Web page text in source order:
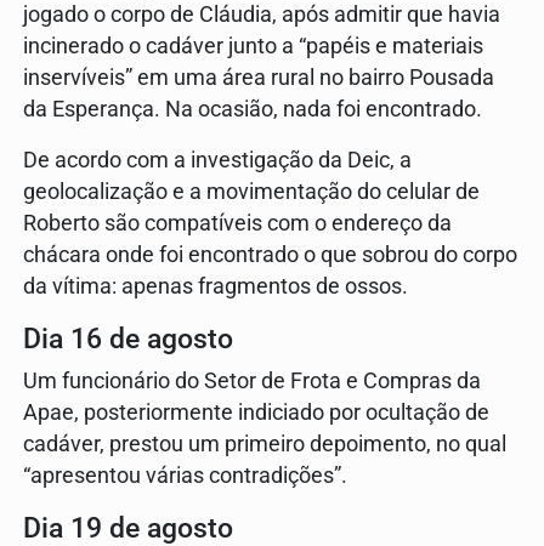
jogado o corpo de Cláudia, após admitir que havia
incinerado o cadáver junto a “papéis e materiais
inservíveis” em uma área rural no bairro Pousada
da Esperança. Na ocasião, nada foi encontrado.
De acordo com a investigação da Deic, a
geolocalização e a movimentação do celular de
Roberto são compatíveis com o endereço da
chácara onde foi encontrado o que sobrou do corpo
da vítima: apenas fragmentos de ossos.
Dia 16 de agosto
Um funcionário do Setor de Frota e Compras da
Apae, posteriormente indiciado por ocultação de
cadáver, prestou um primeiro depoimento, no qual
“apresentou várias contradições”.
Dia 19 de agosto